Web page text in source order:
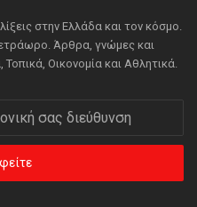
στην Ελλάδα και τον κόσμο.
Άρθρα, γνώμες και
Οικονομία και Αθλητικά.